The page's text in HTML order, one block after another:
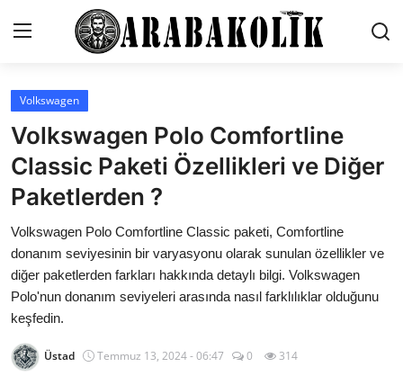
Genel
İletişim
Karşılaştırmalar
Testler
Markalar
Öneriler
Motosiklet
Volkswagen
Volkswagen Polo Comfortline
Classic Paketi Özellikleri ve Diğer
Paketlerden ?
Volkswagen Polo Comfortline Classic paketi, Comfortline
donanım seviyesinin bir varyasyonu olarak sunulan özellikler ve
diğer paketlerden farkları hakkında detaylı bilgi. Volkswagen
Polo'nun donanım seviyeleri arasında nasıl farklılıklar olduğunu
keşfedin.
Üstad Temmuz 13, 2024 - 06:47 0 314